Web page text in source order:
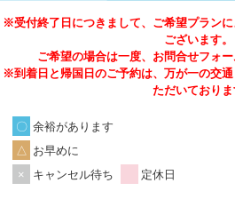
※受付終了日につきまして、ご希望プラン
ございます。
ご希望の場合は一度、お問合せフォー
※到着日と帰国日のご予約は、万が一の交
ただいており
余裕があります
お早めに
キャンセル待ち
定休日